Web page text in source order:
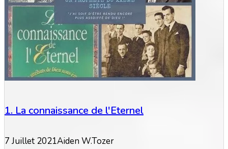
1. La connaissance de l'Eternel
7 Juillet 2021Aiden W.Tozer